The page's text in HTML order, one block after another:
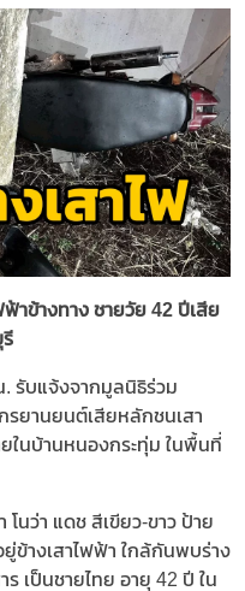
าข้างทาง ชายวัย 42 ปีเสีย
รับแจ้งจากมูลนิธิร่วม
ยานยนต์เสียหลักชนเสา
ในบ้านหนองกระทุ่ม ในพื้นที่
นว่า แดช สีเขียว-ขาว ป้าย
ข้างเสาไฟฟ้า ใกล้กันพบร่าง
เป็นชายไทย อายุ 42 ปี ใน